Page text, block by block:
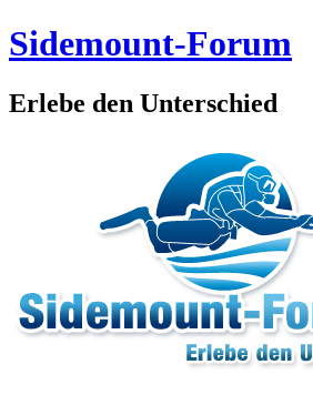
Sidemount-Forum
Erlebe den Unterschied